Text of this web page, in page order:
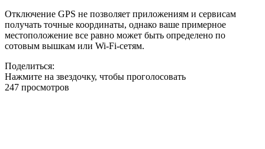
Отключение GPS не позволяет приложениям и сервисам
получать точные координаты, однако ваше примерное
местоположение все равно может быть определено по
сотовым вышкам или Wi-Fi-сетям.
Поделиться:
Нажмите на звездочку, чтобы проголосовать
247 просмотров